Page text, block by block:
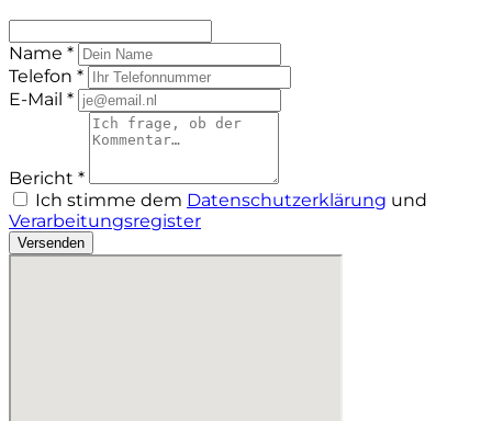
Name *
Telefon *
E-Mail *
Bericht *
Ich stimme dem Datenschutzerklärung und
Verarbeitungsregister
Versenden